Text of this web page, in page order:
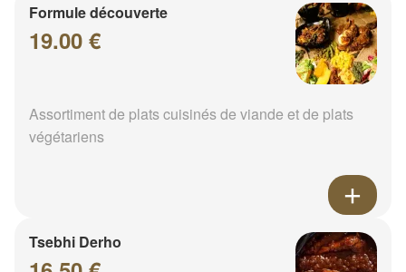
Formule découverte
19.00 €
Assortiment de plats cuisinés de viande et de plats
végétariens
Tsebhi Derho